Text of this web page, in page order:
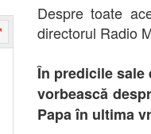
Despre toate
directorul Radio
În predicile sale
vorbească
Papa în ultima